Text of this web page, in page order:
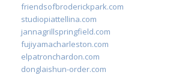
friendsofbroderickpark.com
studiopiattellina.com
jannagrillspringfield.com
fujiyamacharleston.com
elpatronchardon.com
donglaishun-order.com